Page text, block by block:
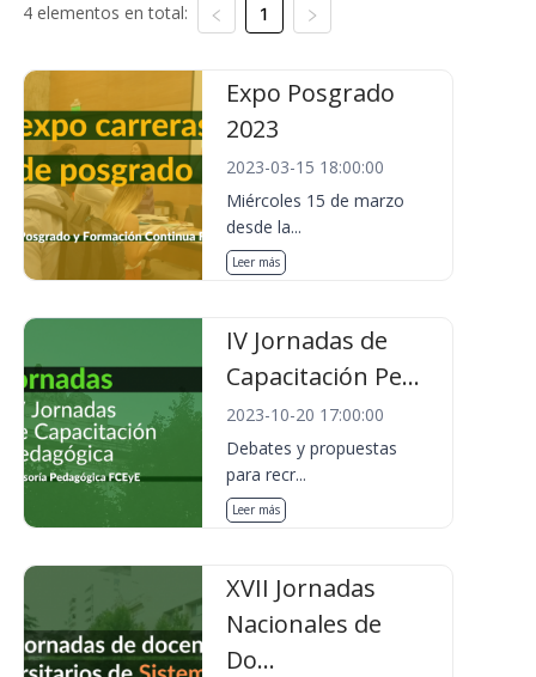
4 elementos en total: 1
Expo Posgrado
2023
2023-03-15 18:00:00
Miércoles 15 de marzo
desde la...
Leer más
IV Jornadas de
Capacitación Pe...
2023-10-20 17:00:00
Debates y propuestas
para recr...
Leer más
XVII Jornadas
Nacionales de
Do...